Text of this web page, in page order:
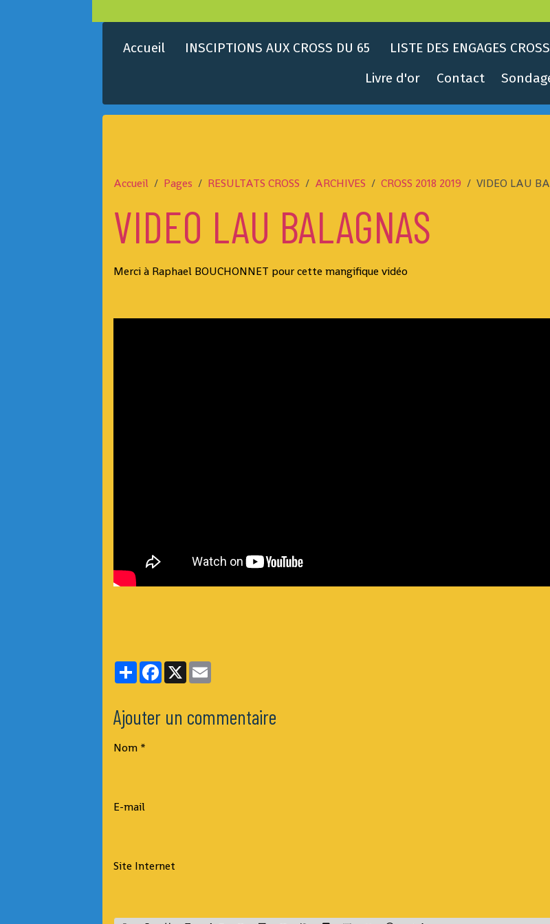
Accueil INSCIPTIONS AUX CROSS DU 65 LISTE DES ENGAGES
Livre d'or
Contact
Accueil Pages RESULTATS CROSS ARCHIVES CROSS 2018 2019 VIDEO LAU
VIDEO LAU BALAGNAS
Merci à Raphael BOUCHONNET pour cette mangifique vidéo
PartagerFacebook
X
Ajouter un commentaire
Nom
E-mail
Site Internet